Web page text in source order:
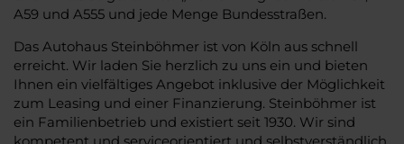
A59 und A555 und jede Menge Bundesstraßen.
Das Autohaus Steinböhmer ist von Köln aus schnell
erreicht. Wir laden Sie herzlich zu uns ein und bieten
Ihnen ein vielfältiges Angebot inklusive der Möglichkeit
zum Leasing und einer Finanzierung. Steinböhmer ist
ein Familienbetrieb und existiert seit 1930. Wir sind
kompetent und serviceorientiert und selbstverständlich